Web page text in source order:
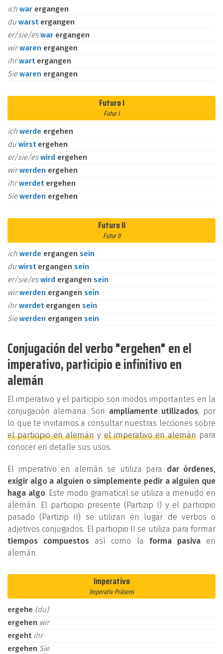
ich war ergangen
du warst ergangen
er/sie/eswar ergangen
wirwaren ergangen
ihrwart ergangen
Siewaren ergangen
Futuro I
Futur I
ich werde ergehen
du wirst ergehen
er/sie/eswird ergehen
wirwerden ergehen
ihrwerdet ergehen
Siewerden ergehen
Futuro II
Futur II
ich werde ergangen sein
du wirst ergangen sein
er/sie/eswird ergangen sein
wirwerden ergangen sein
ihrwerdet ergangen sein
Siewerden ergangen sein
Conjugación del verbo "ergehen" en el
imperativo, participio e infinitivo en
alemán
El imperativo y el participio son modos importantes en la
conjugación alemana. Son ampliamente utilizados, por
lo que te invitamos a consultar nuestras lecciones sobre
el participio en alemán y el imperativo en alemánpara
conocer en detalle sus usos.
El imperativo en alemán se utiliza para dar órdenes,
exigir algo a alguien o simplemente pedir a alguien que
haga algo. Este modo gramatical se utiliza a menudo en
alemán. El participio presente (Partizip I) y el participio
pasado (Partizip II) se utilizan en lugar de verbos o
adjetivos conjugados. El participio II se utiliza para formar
tiempos compuestos así como la forma pasivaen
alemán.
Imperativo
Imperativ Präsens
ergehe (du)
ergehen wir
ergeht ihr
ergehen Sie